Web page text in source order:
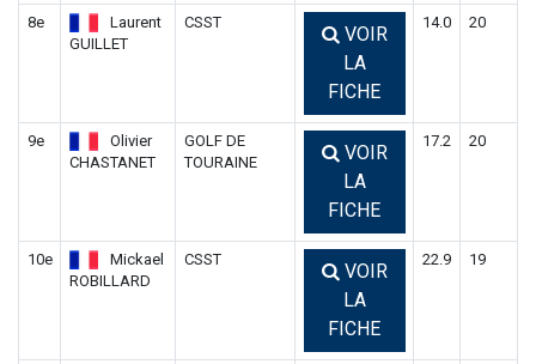
8e
Laurent
GUILLET
CSST
VOIR
LA
FICHE
14.0 20
9e
Olivier
CHASTANET
GOLF DE
TOURAINE
VOIR
LA
FICHE
17.2 20
10e
Mickael
ROBILLARD
CSST
VOIR
LA
FICHE
22.9 19